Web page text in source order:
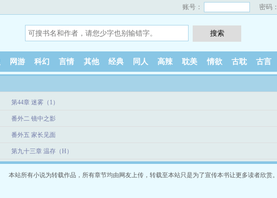
账号： 密码：
网游 科幻 言情 其他 经典 同人 高辣 耽美 情欲 古耽 古言
第44章 迷雾（1）
番外二 镜中之影
番外五 家长见面
第九十三章 温存（H）
本站所有小说为转载作品，所有章节均由网友上传，转载至本站只是为了宣传本书让更多读者欣赏。